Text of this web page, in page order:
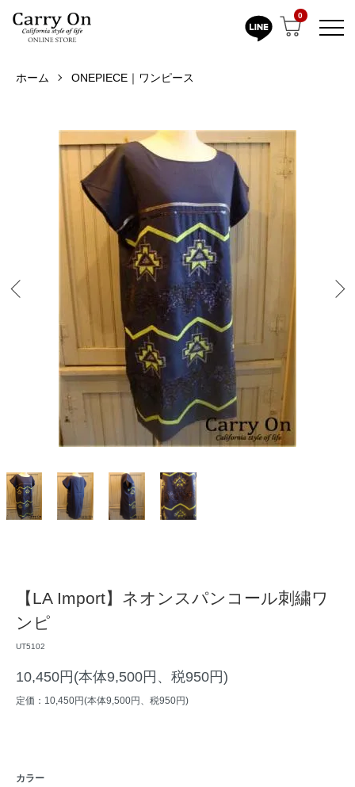
0
ホーム ONEPIECE｜ワンピース
【LA Import】ネオンスパンコール刺繍ワ
ンピ
UT5102
10,450円(本体9,500円、税950円)
定価：10,450円(本体9,500円、税950円)
カラー